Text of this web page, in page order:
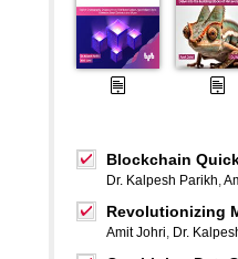
Blockchain
Dr. Kalpesh Parikh,
Revolutionizing
Amit Johri, Dr.